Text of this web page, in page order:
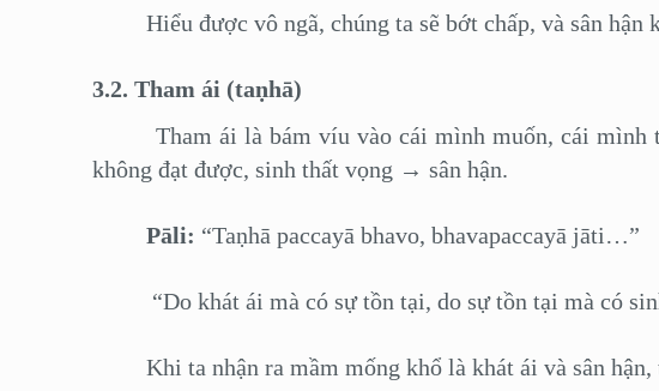
Hiểu được vô ngã, chúng ta sẽ bớt chấp, và sân hận
3.2. Tham ái (taṇhā)
Tham ái là bám víu vào cái mình muốn, cái mình
không đạt được, sinh thất vọng → sân hận.
Pāli: “Taṇhā paccayā bhavo, bhavapaccayā jāti…”
“Do khát ái mà có sự tồn tại, do sự tồn tại mà có
Khi ta nhận ra mầm mống khổ là khát ái và sân hận,